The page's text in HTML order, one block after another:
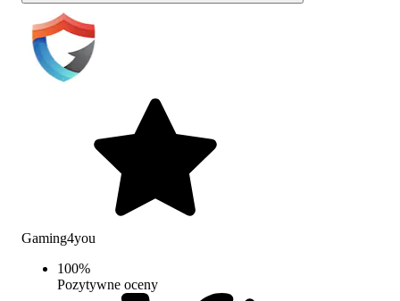
Gaming4you
100%
Pozytywne oceny